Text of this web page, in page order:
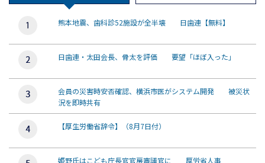
熊本地震、歯科診52施設が全半壊 日歯連【無料】
日歯連・太田会長、骨太を評価 要望「ほぼ入った」
会員の災害時安否確認、横浜市医がシステム開発 被災状
況を即時共有
【厚生労働省辞令】（8月7日付）
姫野氏はこども庁長官官房審議官に 厚労省人事